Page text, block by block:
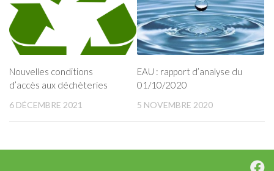
Nouvelles conditions
d’accès aux déchèteries
6 DÉCEMBRE 2021
EAU : rapport d’analyse du
01/10/2020
5 NOVEMBRE 2020